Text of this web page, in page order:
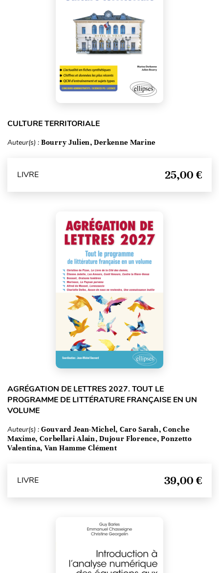
CULTURE TERRITORIALE
Auteur(s) : Bourry Julien, Derkenne Marine
LIVRE 25,00 €
AGRÉGATION DE LETTRES 2027. TOUT LE
PROGRAMME DE LITTÉRATURE FRANÇAISE EN UN
VOLUME
Auteur(s) : Gouvard Jean-Michel, Caro Sarah, Conche
Maxime, Corbellari Alain, Dujour Florence, Ponzetto
Valentina, Van Hamme Clément
LIVRE 39,00 €